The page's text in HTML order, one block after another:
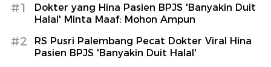
#1
Dokter yang Hina Pasien BPJS 'Banyakin Duit
Halal' Minta Maaf: Mohon Ampun
#2
RS Pusri Palembang Pecat Dokter Viral Hina
Pasien BPJS 'Banyakin Duit Halal'